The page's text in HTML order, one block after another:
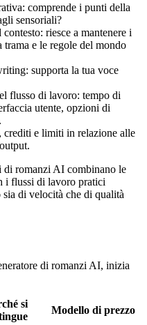
comprende i punti della
sensoriali?
riesce a mantenere i
e le regole del mondo
supporta la tua voce
flusso di lavoro: tempo di
utente, opzioni di
crediti e limiti in relazione alle
di romanzi AI combinano le
i flussi di lavoro pratici
di velocità che di qualità
di romanzi AI, inizia
si
Modello di prezzo